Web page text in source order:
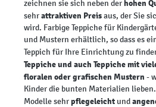
zeichnen sie sich neben derhohen
sehrattraktiven Preisaus, der Sie
wird. Farbige Teppiche für
und Mustern erhältlich, so dass es
Teppich für Ihre Einrichtung zu
Teppicheund auch Teppiche mit
floralen oder grafischen Mustern -
Kinder die bunten Materialien
Modelle sehrpflegeleicht und